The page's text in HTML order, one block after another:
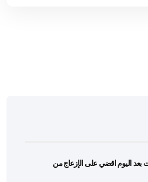
بعد اليوم اقضي على الإزعاج من